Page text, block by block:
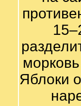
Яблоки